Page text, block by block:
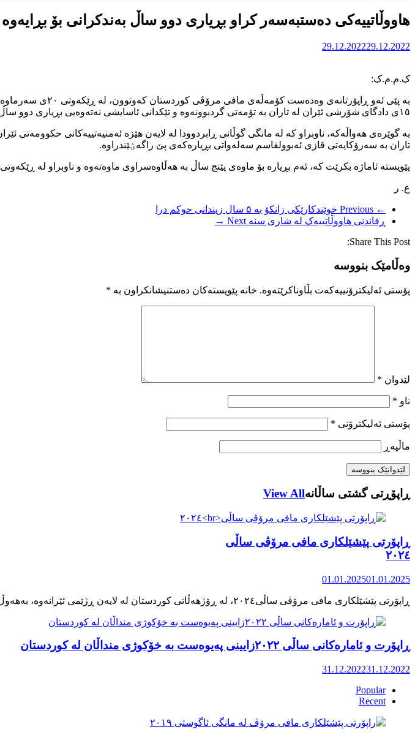
هاووڵاتییەکی دەستبەسەر کراو بڕیاری دوو ساڵ بەندکرانی بۆ بڕایەوە
29.12.202229.12.2022
ک.م.م.ک:
١٥ی دادگای شۆرشی ئێران لە تاران بە تۆمەتی گردبوونەوە و تێکدانی ئاسایشی نەتەوەیی بڕیاری دوو ساڵ بەندکرانی زۆرە ملی بۆ دەرکرا.
تاران بە سەرۆکایەتی قازی ئەبوولقاسم سەلەواتی بڕیارەکەی پێ راگەؽێندراوە.
پێویستە ئاماژە بکرێت کە، ئەم بڕیارە بۆ ماوەی پێنج ساڵ بە هەڵاوەسراوی ماوەتەوە و ناوبراو لە ڕێکەوتی ٢٥ی خەرمانان دا بە دانانی بارمتەی ئازاد کرابوو.
ع. ر
← Previous
خوێندکارێکی زانکۆ بە ۵ سال زیندانی حوکم درا
ڕفاندنی هاووڵاتییەک لە شاری سنە Next →
Share This Post:
وەڵامێک بنووسە
پۆستی ئەلیکترۆنییەکەت بڵاوناکرێتەوە. خانە پێویستەکان دەستنیشانکراون بە *
لێدوان *
ناو *
پۆستی ئەلیکترۆنی *
ماڵپه‌ڕ
ڕاپۆڕتی گشتی ساڵانهView All
ڕاپۆرتی پێشێلکاری مافی مرۆڤی ساڵی
٢٠٢٤
01.01.202501.01.2025
ڕاپۆرت و ئامارەکانی ساڵی ٢٠٢٢زایینی پەیوەست بە خۆکوژی منداڵان لە کوردستان
31.12.202231.12.2022
Popular
Recent